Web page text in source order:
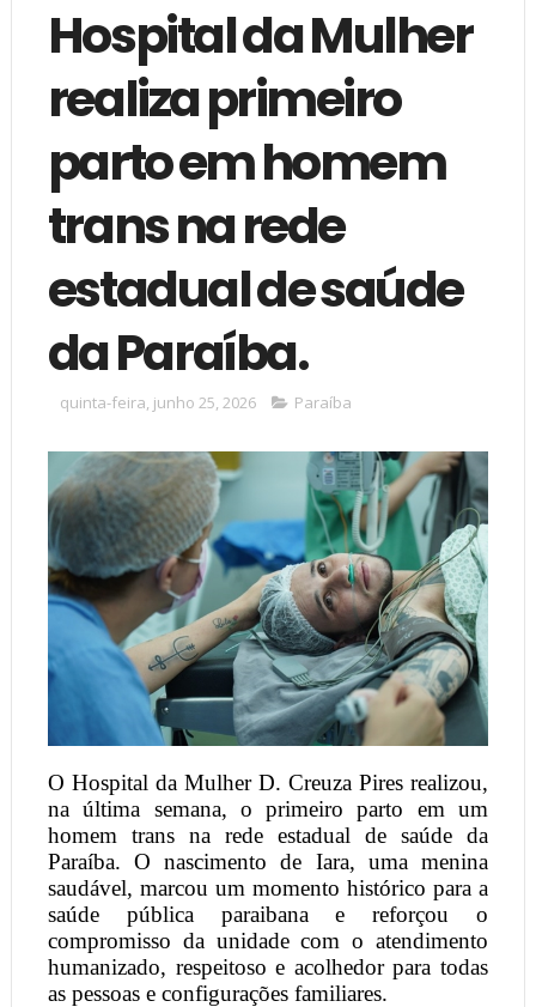
Hospital da Mulher
realiza primeiro
parto em homem
trans na rede
estadual de saúde
da Paraíba.
quinta-feira, junho 25, 2026 Paraíba
O Hospital da Mulher D. Creuza Pires realizou,
na última semana, o primeiro parto em um
homem trans na rede estadual de saúde da
Paraíba. O nascimento de Iara, uma menina
saudável, marcou um momento histórico para a
saúde pública paraibana e reforçou o
compromisso da unidade com o atendimento
humanizado, respeitoso e acolhedor para todas
as pessoas e configurações familiares.